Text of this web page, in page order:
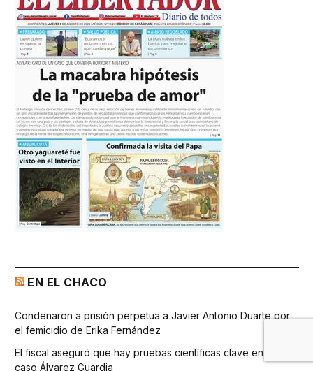
EN EL CHACO
Condenaron a prisión perpetua a Javier Antonio Duarte por
el femicidio de Erika Fernández
El fiscal aseguró que hay pruebas científicas clave en el
caso Álvarez Guardia